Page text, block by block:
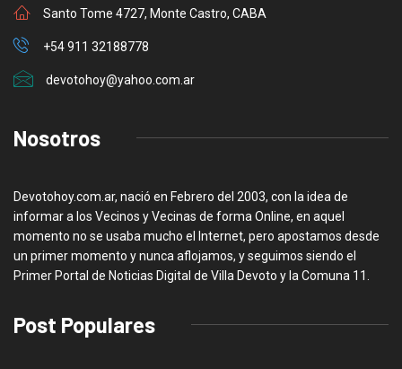
Santo Tome 4727, Monte Castro, CABA
+54 911 32188778
devotohoy@yahoo.com.ar
Nosotros
Devotohoy.com.ar, nació en Febrero del 2003, con la idea de
informar a los Vecinos y Vecinas de forma Online, en aquel
momento no se usaba mucho el Internet, pero apostamos desde
un primer momento y nunca aflojamos, y seguimos siendo el
Primer Portal de Noticias Digital de Villa Devoto y la Comuna 11.
Post Populares